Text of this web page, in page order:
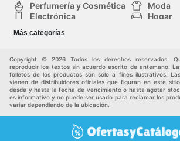
Perfumería y Cosmética
Moda
Electrónica
Hogar
Deporte
Juguetes y bebés
Más categorías
Copyright © 2026 Todos los derechos reservados.
reproducir los textos sin acuerdo escrito de antemano.
folletos de los productos son sólo a fines ilustrativos.
vienen de distribuidores oficiales que figuran en este
desde y hasta la fecha de vencimiento o hasta agotar
es informativo y no puede ser usado para reclamar los
variar dependiendo de la ubicación.